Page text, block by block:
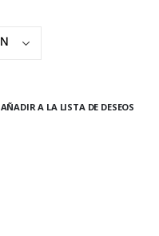
AÑADIR A LA LISTA DE DESEOS